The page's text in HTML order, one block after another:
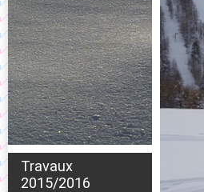
Travaux
2015/2016